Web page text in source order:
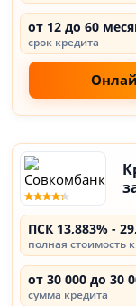
от 12 до 60
срок кредита
ПСК 13,883% -
полная стоимость
от 30 000 до 30
сумма кредита